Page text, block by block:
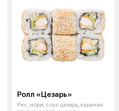
Ролл «Цезарь»
Рис, нори, соус цезарь, куриная